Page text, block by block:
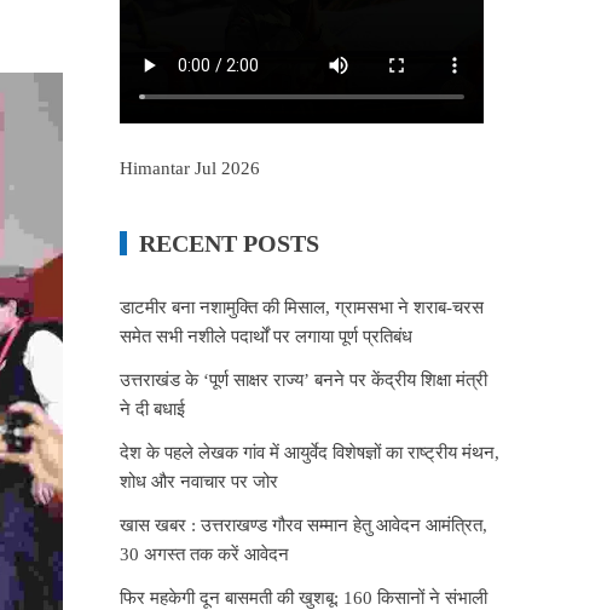
Himantar Jul 2026
RECENT POSTS
डाटमीर बना नशामुक्ति की मिसाल, ग्रामसभा ने शराब-चरस
समेत सभी नशीले पदार्थों पर लगाया पूर्ण प्रतिबंध
उत्तराखंड के ‘पूर्ण साक्षर राज्य’ बनने पर केंद्रीय शिक्षा मंत्री
ने दी बधाई
देश के पहले लेखक गांव में आयुर्वेद विशेषज्ञों का राष्ट्रीय मंथन,
शोध और नवाचार पर जोर
खास खबर : उत्तराखण्ड गौरव सम्मान हेतु आवेदन आमंत्रित,
30 अगस्त तक करें आवेदन
फिर महकेगी दून बासमती की खुशबू: 160 किसानों ने संभाली